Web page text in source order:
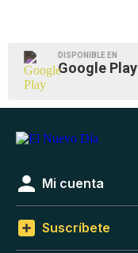
DISPONIBLE EN
Google Play
Mi cuenta
Suscríbete